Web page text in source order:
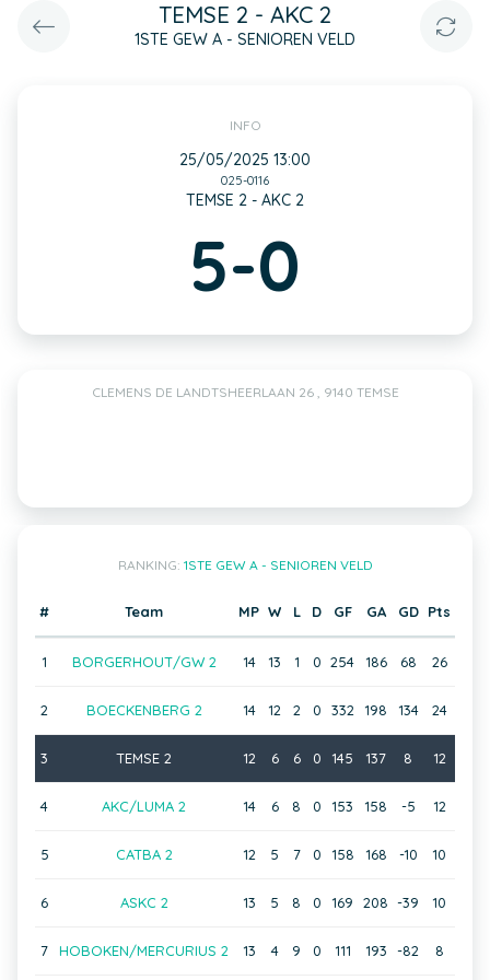
TEMSE 2 - AKC 2
1STE GEW A - SENIOREN VELD
INFO
25/05/2025 13:00
025-0116
TEMSE 2 - AKC 2
5-0
CLEMENS DE LANDTSHEERLAAN 26 , 9140 TEMSE
RANKING: 1STE GEW A - SENIOREN VELD
# Team MP W L D GF GA GD Pts
1 BORGERHOUT/GW 2 14 13 1 0 254 186 68 26
2 BOECKENBERG 2 14 12 2 0 332 198 134 24
3 TEMSE 2 12 6 6 0 145 137 8 12
4 AKC/LUMA 2 14 6 8 0 153 158 -5 12
5 CATBA 2 12 5 7 0 158 168 -10 10
6 ASKC 2 13 5 8 0 169 208 -39 10
7 HOBOKEN/MERCURIUS 2 13 4 9 0 111 193 -82 8